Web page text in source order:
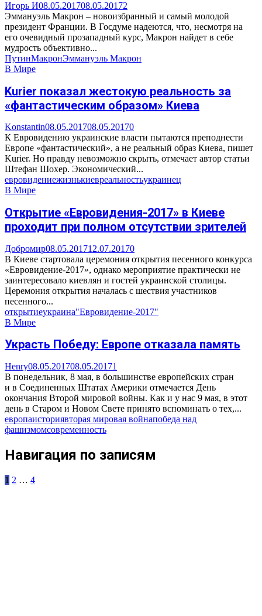
Игорь И08.05.201708.05.20172
Эммануэль Макрон – новоизбранный и самый молодой
президент Франции. В Госдуме надеются, что, несмотря на
его очевидный прозападный курс, Макрон найдет в себе
мудрость объективно...
ПутинМакронЭммануэль Макрон
В Мире
Kurier показал жестокую реальность за
«фантастическим образом» Киева
Konstantin08.05.201708.05.20170
К Евровидению украинские власти пытаются преподнести
Европе «фантастический», а не реальный образ Киева, пишет
Kurier. Но правду невозможно скрыть, отмечает автор статьи
Штефан Шохер. Экономический...
евровидениежизнькиевреальностьукраинец
В Мире
Открытие «Евровидения-2017» в Киеве
проходит при полном отсутствии зрителей
Добромир08.05.201712.07.20170
В Киеве стартовала церемония открытия песенного конкурса
«Евровидение-2017», однако мероприятие практически не
заинтересовало киевлян и гостей украинской столицы.
Церемония открытия началась с шествия участников
песенного...
открытиеукраина"Евровидение-2017"
В Мире
Украсть Победу: Европе отказала память
Henry08.05.201708.05.20171
В понедельник, 8 мая, в большинстве европейских стран
и в Соединенных Штатах Америки отмечается День
окончания Второй мировой войны. Как и у нас 9 мая, в этот
день в Старом и Новом Свете принято вспоминать о тех,...
европаисториявторая мировая войнапобеда над
фашизмомсовременность
Навигация по записям
1 2 … 4